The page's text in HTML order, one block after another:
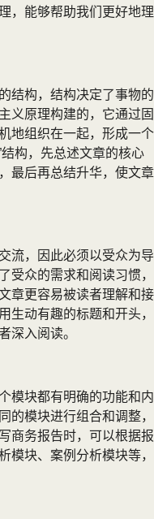
，能够帮助我们更好地理
结构，结构决定了事物的
义原理构建的，它通过固
地组织在一起，形成一个
构，先总述文章的核心
最后再总结升华，使文章
流，因此必须以受众为导
受众的需求和阅读习惯，
章更容易被读者理解和接
生动有趣的标题和开头，
深入阅读。
模块都有明确的功能和内
的模块进行组合和调整，
商务报告时，可以根据报
模块、案例分析模块等，